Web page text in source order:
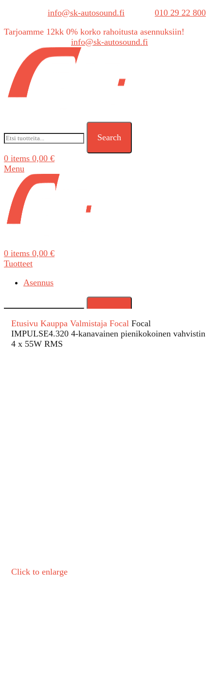
info@sk-autosound.fi
010 29 22 800
Tarjoamme 12kk 0% korko rahoitusta asennuksiin!
info@sk-autosound.fi
Search
0 items 0,00 €
Menu
0 items 0,00 €
Tuotteet
Asennus
Etusivu Kauppa Valmistaja Focal Focal
IMPULSE4.320 4-kanavainen pienikokoinen vahvistin
4 x 55W RMS
Click to enlarge